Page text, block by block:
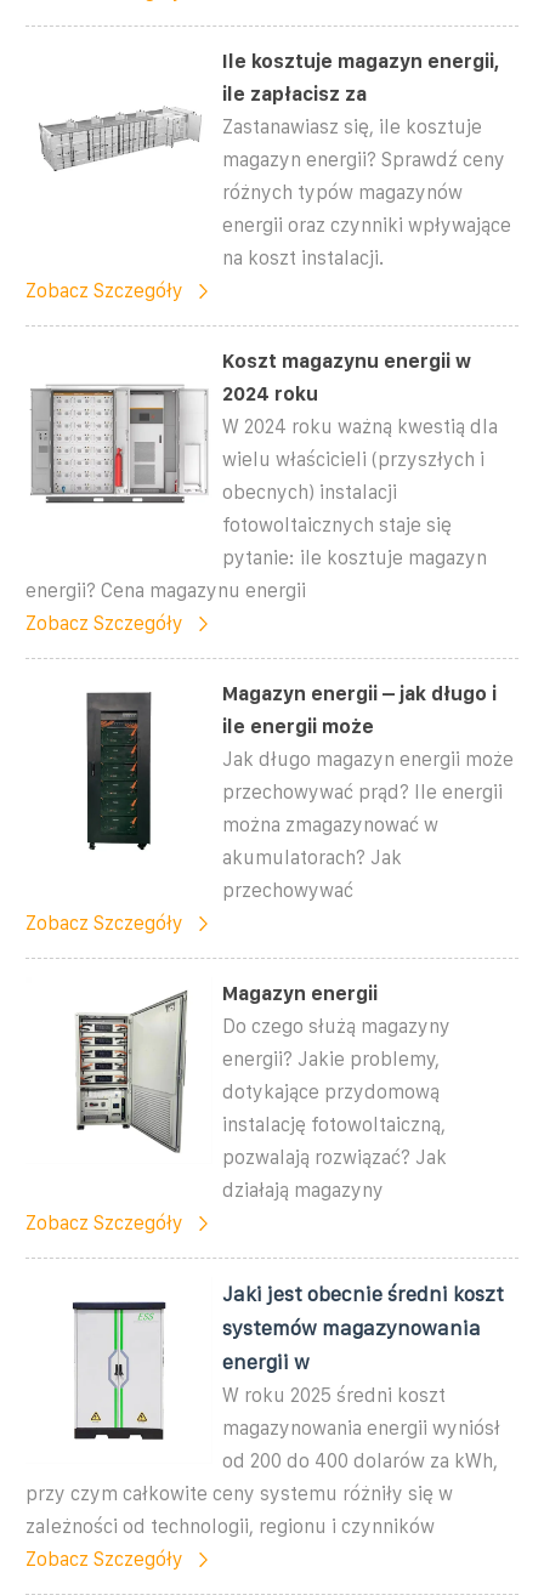
Ile kosztuje magazyn energii,
ile zapłacisz za
Zastanawiasz się, ile kosztuje
magazyn energii? Sprawdź ceny
różnych typów magazynów
energii oraz czynniki wpływające
na koszt instalacji.
Zobacz Szczegóły
Koszt magazynu energii w
2024 roku
W 2024 roku ważną kwestią dla
wielu właścicieli (przyszłych i
obecnych) instalacji
fotowoltaicznych staje się
pytanie: ile kosztuje magazyn
energii? Cena magazynu energii
Zobacz Szczegóły
Magazyn energii – jak długo i
ile energii może
Jak długo magazyn energii może
przechowywać prąd? Ile energii
można zmagazynować w
akumulatorach? Jak
przechowywać
Zobacz Szczegóły
Magazyn energii
Do czego służą magazyny
energii? Jakie problemy,
dotykające przydomową
instalację fotowoltaiczną,
pozwalają rozwiązać? Jak
działają magazyny
Zobacz Szczegóły
Jaki jest obecnie średni koszt
systemów magazynowania
energii w
W roku 2025 średni koszt
magazynowania energii wyniósł
od 200 do 400 dolarów za kWh,
przy czym całkowite ceny systemu różniły się w
zależności od technologii, regionu i czynników
Zobacz Szczegóły